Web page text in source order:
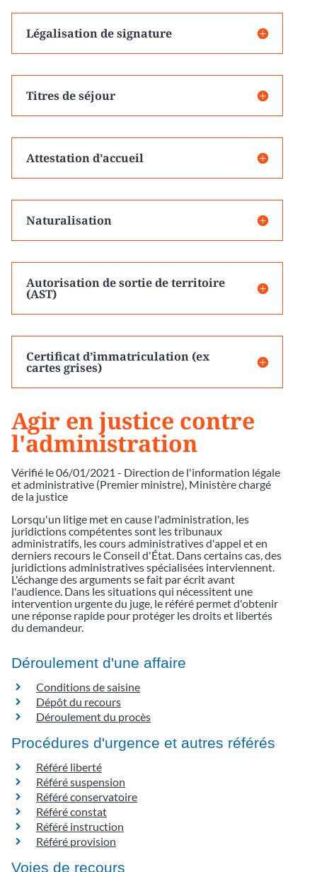
Légalisation de signature
Titres de séjour
Attestation d’accueil
Naturalisation
Autorisation de sortie de territoire
(AST)
Certificat d’immatriculation (ex
cartes grises)
Agir en justice contre
l'administration
Vérifié le 06/01/2021 - Direction de l'information légale
et administrative (Premier ministre), Ministère chargé
de la justice
Lorsqu'un litige met en cause l'administration, les
juridictions compétentes sont les tribunaux
administratifs, les cours administratives d'appel et en
derniers recours le Conseil d'État. Dans certains cas, des
juridictions administratives spécialisées interviennent.
L'échange des arguments se fait par écrit avant
l'audience. Dans les situations qui nécessitent une
intervention urgente du juge, le référé permet d'obtenir
une réponse rapide pour protéger les droits et libertés
du demandeur.
Déroulement d'une affaire
Conditions de saisine
Dépôt du recours
Déroulement du procès
Procédures d'urgence et autres référés
Référé liberté
Référé suspension
Référé conservatoire
Référé constat
Référé instruction
Référé provision
Voies de recours